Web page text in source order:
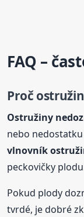
FAQ –
Proč
Ostružiny
nebo
vlnovník
peckovičky
Pokud plody
tvrdé, je dobré